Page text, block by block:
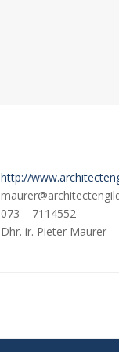
http://
073 – 7114552
Dhr. ir. Pieter Maurer